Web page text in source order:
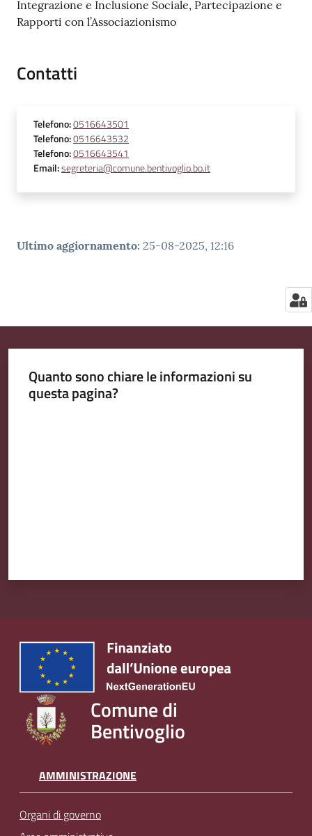
Integrazione e Inclusione Sociale, Partecipazione e
Rapporti con l’Associazionismo
Contatti
Telefono:0516643501
Telefono:0516643532
Telefono:0516643541
Email:segreteria@comune.bentivoglio.bo.it
Ultimo aggiornamento: 25-08-2025, 12:16
Quanto sono chiare le informazioni su
questa pagina?
Comune di
Bentivoglio
AMMINISTRAZIONE
Organi di governo